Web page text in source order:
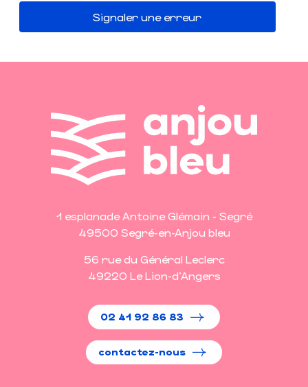
Signaler une erreur
1 esplanade Antoine Glémain - Segré
49500 Segré-en-Anjou bleu
56 rue du Général Leclerc
49220 Le Lion-d'Angers
02 41 92 86 83
contactez-nous